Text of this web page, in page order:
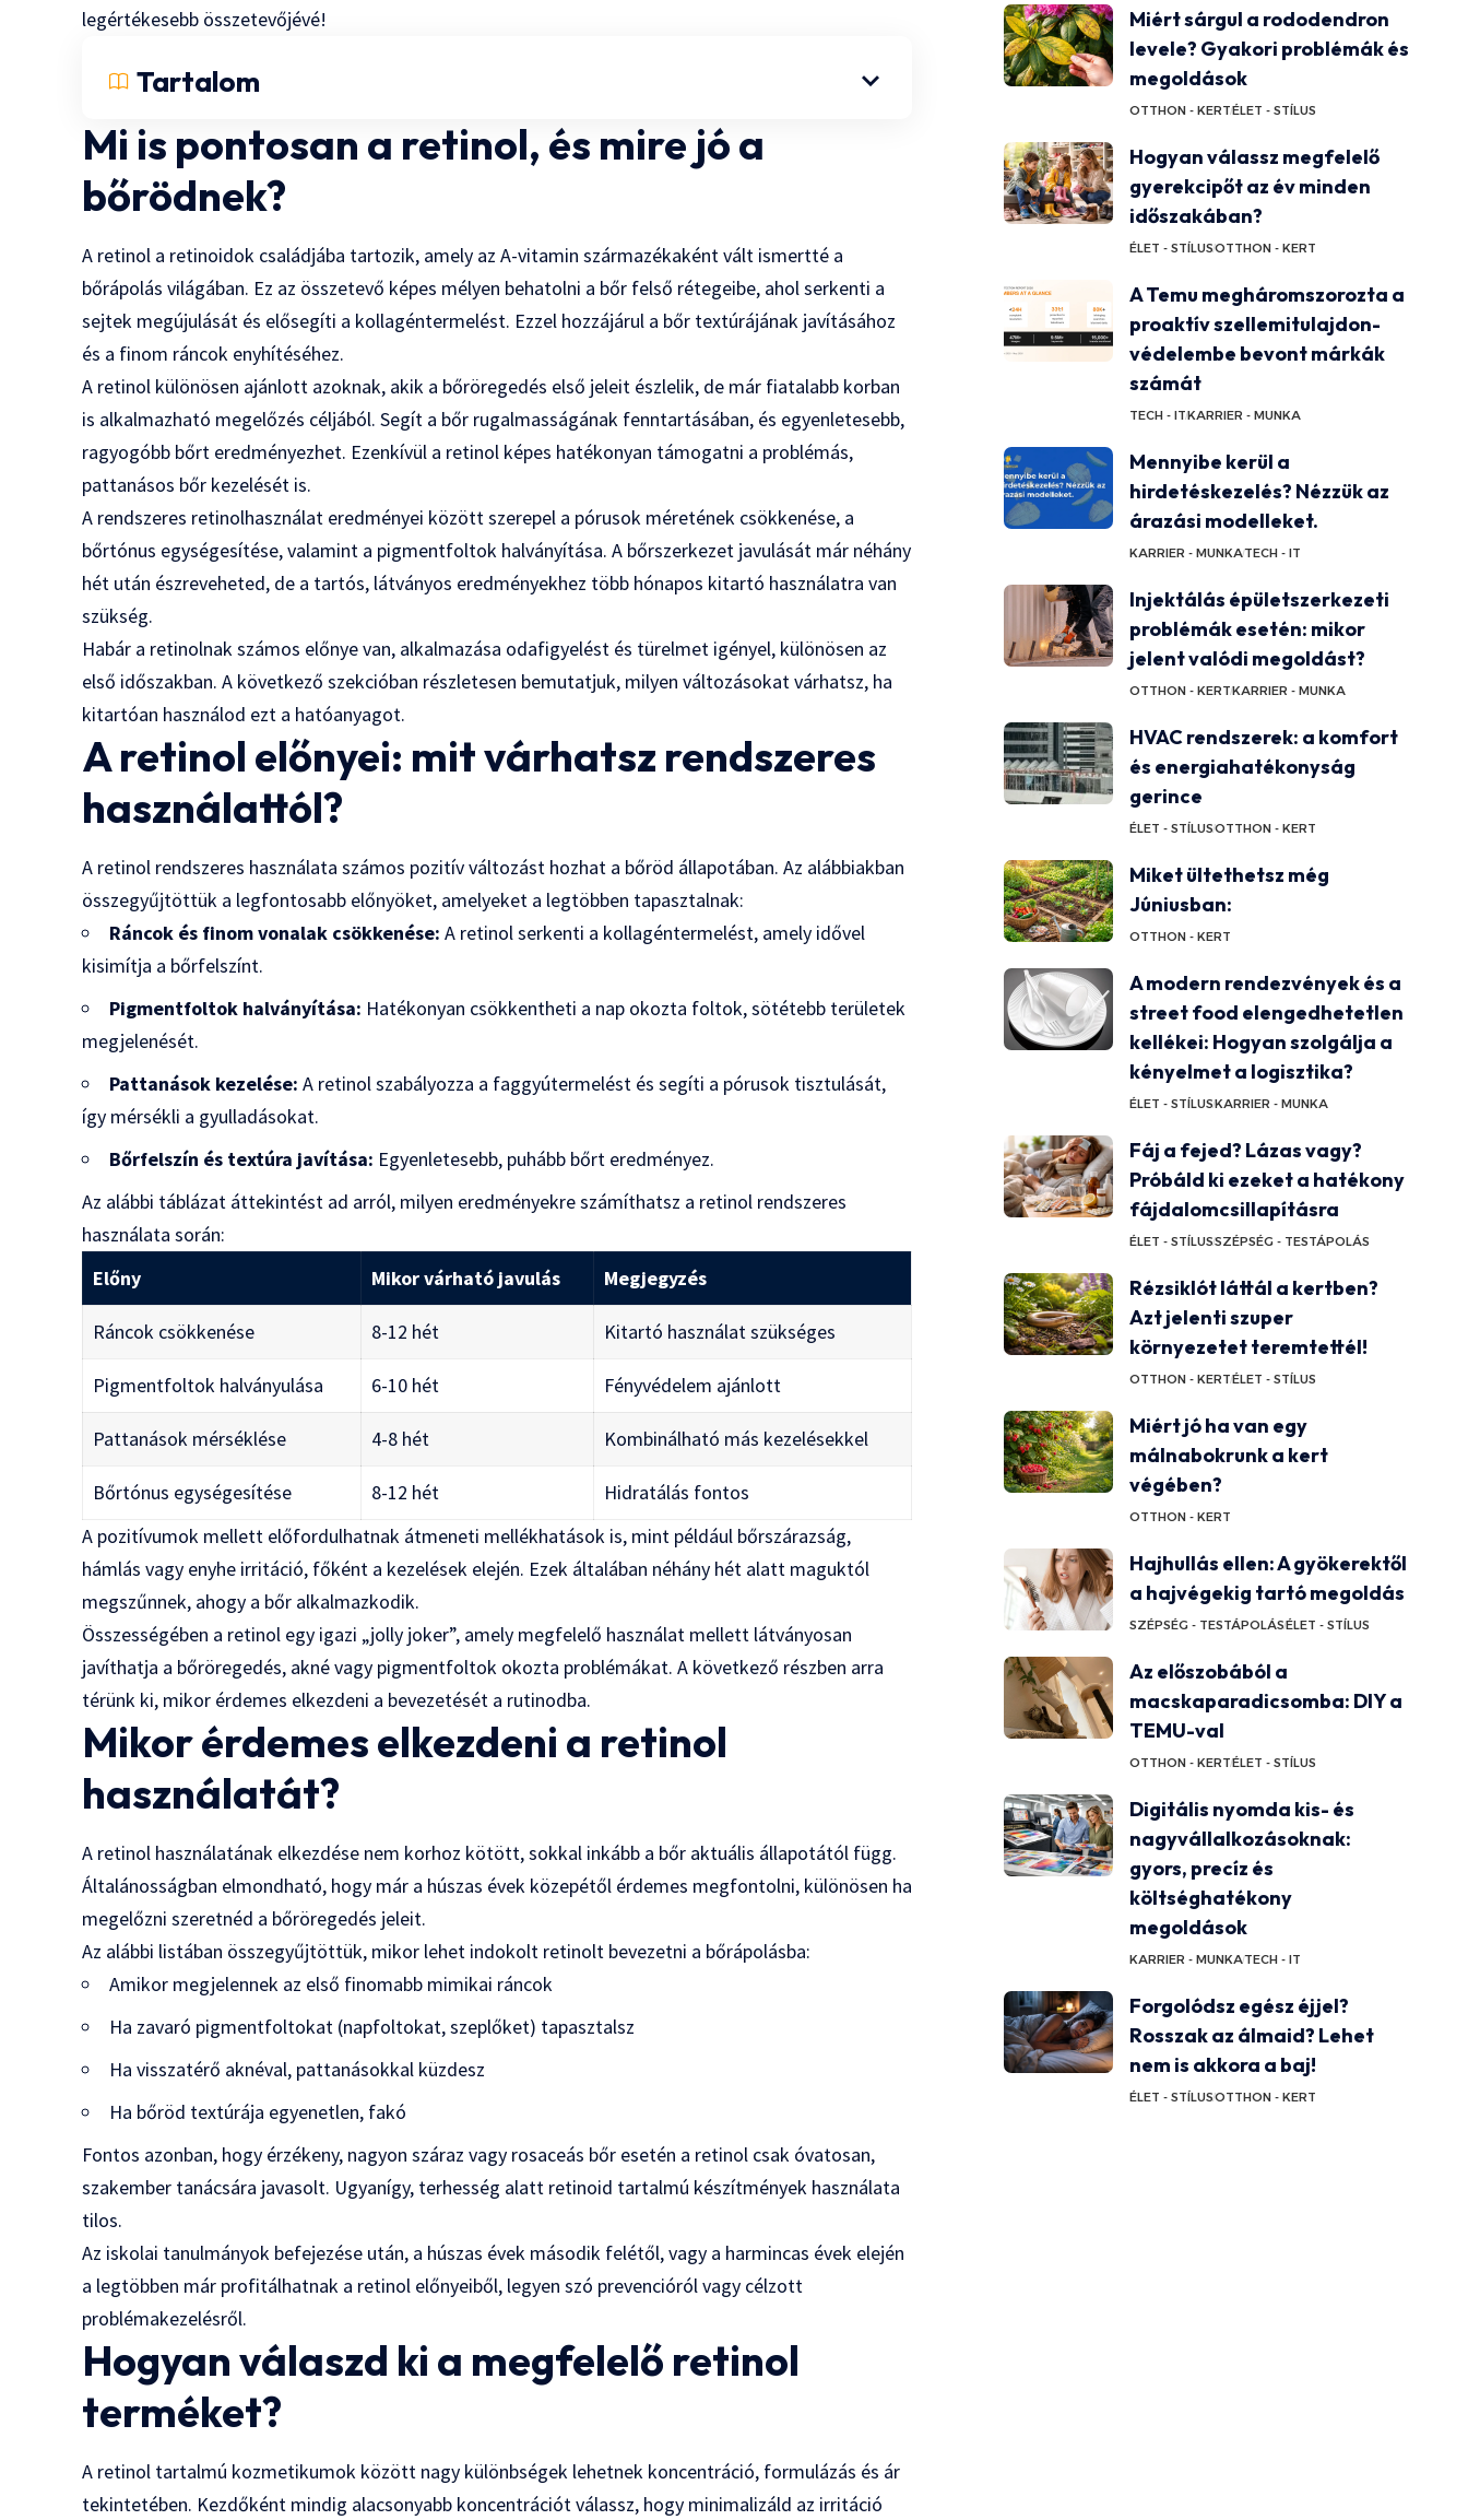
legértékesebb összetevőjévé!
Tartalom
Mi is pontosan a retinol, és mire jó a
bőrödnek?
A retinol a retinoidok családjába tartozik, amely az A-vitamin származékaként vált ismertté a
bőrápolás világában. Ez az összetevő képes mélyen behatolni a bőr felső rétegeibe, ahol serkenti a
sejtek megújulását és elősegíti a kollagéntermelést. Ezzel hozzájárul a bőr textúrájának javításához
és a finom ráncok enyhítéséhez.
A retinol különösen ajánlott azoknak, akik a bőröregedés első jeleit észlelik, de már fiatalabb korban
is alkalmazható megelőzés céljából. Segít a bőr rugalmasságának fenntartásában, és egyenletesebb,
ragyogóbb bőrt eredményezhet. Ezenkívül a retinol képes hatékonyan támogatni a problémás,
pattanásos bőr kezelését is.
A rendszeres retinolhasználat eredményei között szerepel a pórusok méretének csökkenése, a
bőrtónus egységesítése, valamint a pigmentfoltok halványítása. A bőrszerkezet javulását már néhány
hét után észreveheted, de a tartós, látványos eredményekhez több hónapos kitartó használatra van
szükség.
Habár a retinolnak számos előnye van, alkalmazása odafigyelést és türelmet igényel, különösen az
első időszakban. A következő szekcióban részletesen bemutatjuk, milyen változásokat várhatsz, ha
kitartóan használod ezt a hatóanyagot.
A retinol előnyei: mit várhatsz rendszeres
használattól?
A retinol rendszeres használata számos pozitív változást hozhat a bőröd állapotában. Az alábbiakban
összegyűjtöttük a legfontosabb előnyöket, amelyeket a legtöbben tapasztalnak:
Ráncok és finom vonalak csökkenése: A retinol serkenti a kollagéntermelést, amely idővel
kisimítja a bőrfelszínt.
Pigmentfoltok halványítása: Hatékonyan csökkentheti a nap okozta foltok, sötétebb területek
megjelenését.
Pattanások kezelése: A retinol szabályozza a faggyútermelést és segíti a pórusok tisztulását,
így mérsékli a gyulladásokat.
Bőrfelszín és textúra javítása: Egyenletesebb, puhább bőrt eredményez.
Az alábbi táblázat áttekintést ad arról, milyen eredményekre számíthatsz a retinol rendszeres
használata során:
Előny
Mikor várható javulás Megjegyzés
Ráncok csökkenése 8-12 hét Kitartó használat szükséges
Pigmentfoltok halványulása 6-10 hét Fényvédelem ajánlott
Pattanások mérséklése 4-8 hét Kombinálható más kezelésekkel
Bőrtónus egységesítése 8-12 hét
Hidratálás fontos
A pozitívumok mellett előfordulhatnak átmeneti mellékhatások is, mint például bőrszárazság,
hámlás vagy enyhe irritáció, főként a kezelések elején. Ezek általában néhány hét alatt maguktól
megszűnnek, ahogy a bőr alkalmazkodik.
Összességében a retinol egy igazi „jolly joker”, amely megfelelő használat mellett látványosan
javíthatja a bőröregedés, akné vagy pigmentfoltok okozta problémákat. A következő részben arra
térünk ki, mikor érdemes elkezdeni a bevezetését a rutinodba.
Mikor érdemes elkezdeni a retinol
használatát?
A retinol használatának elkezdése nem korhoz kötött, sokkal inkább a bőr aktuális állapotától függ.
Általánosságban elmondható, hogy már a húszas évek közepétől érdemes megfontolni, különösen ha
megelőzni szeretnéd a bőröregedés jeleit.
Az alábbi listában összegyűjtöttük, mikor lehet indokolt retinolt bevezetni a bőrápolásba:
Amikor megjelennek az első finomabb mimikai ráncok
Ha zavaró pigmentfoltokat (napfoltokat, szeplőket) tapasztalsz
Ha visszatérő aknéval, pattanásokkal küzdesz
Ha bőröd textúrája egyenetlen, fakó
Fontos azonban, hogy érzékeny, nagyon száraz vagy rosaceás bőr esetén a retinol csak óvatosan,
szakember tanácsára javasolt. Ugyanígy, terhesség alatt retinoid tartalmú készítmények használata
tilos.
Az iskolai tanulmányok befejezése után, a húszas évek második felétől, vagy a harmincas évek elején
a legtöbben már profitálhatnak a retinol előnyeiből, legyen szó prevencióról vagy célzott
problémakezelésről.
Hogyan válaszd ki a megfelelő retinol
terméket?
A retinol tartalmú kozmetikumok között nagy különbségek lehetnek koncentráció, formulázás és ár
tekintetében. Kezdőként mindig alacsonyabb koncentrációt válassz, hogy minimalizáld az irritáció
Miért sárgul a rododendron
levele? Gyakori problémák és
megoldások
OTTHON - KERTÉLET - STÍLUS
Hogyan válassz megfelelő
gyerekcipőt az év minden
időszakában?
ÉLET - STÍLUSOTTHON - KERT
A Temu megháromszorozta a
proaktív szellemitulajdon-
védelembe bevont márkák
számát
TECH - ITKARRIER - MUNKA
Mennyibe kerül a
hirdetéskezelés? Nézzük az
árazási modelleket.
KARRIER - MUNKATECH - IT
Injektálás épületszerkezeti
problémák esetén: mikor
jelent valódi megoldást?
OTTHON - KERTKARRIER - MUNKA
HVAC rendszerek: a komfort
és energiahatékonyság
gerince
ÉLET - STÍLUSOTTHON - KERT
Miket ültethetsz még
Júniusban:
OTTHON - KERT
A modern rendezvények és a
street food elengedhetetlen
kellékei: Hogyan szolgálja a
kényelmet a logisztika?
ÉLET - STÍLUSKARRIER - MUNKA
Fáj a fejed? Lázas vagy?
Próbáld ki ezeket a hatékony
fájdalomcsillapításra
ÉLET - STÍLUSSZÉPSÉG - TESTÁPOLÁS
Rézsiklót láttál a kertben?
Azt jelenti szuper
környezetet teremtettél!
OTTHON - KERTÉLET - STÍLUS
Miért jó ha van egy
málnabokrunk a kert
végében?
OTTHON - KERT
Hajhullás ellen: A gyökerektől
a hajvégekig tartó megoldás
SZÉPSÉG - TESTÁPOLÁSÉLET - STÍLUS
Az előszobából a
macskaparadicsomba: DIY a
TEMU-val
OTTHON - KERTÉLET - STÍLUS
Digitális nyomda kis- és
nagyvállalkozásoknak:
gyors, precíz és
költséghatékony
megoldások
KARRIER - MUNKATECH - IT
Forgolódsz egész éjjel?
Rosszak az álmaid? Lehet
nem is akkora a baj!
ÉLET - STÍLUSOTTHON - KERT